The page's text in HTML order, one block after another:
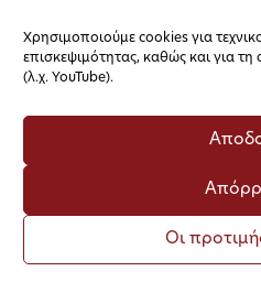
Χρησιμοποιούμε cookies για
επισκεψιμότητας, καθώς και για
(λ.χ. YouTube).
Οι